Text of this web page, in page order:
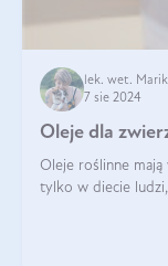
lek. wet.
7 sie 2024
Oleje dla
Oleje roślinne
tylko w diecie